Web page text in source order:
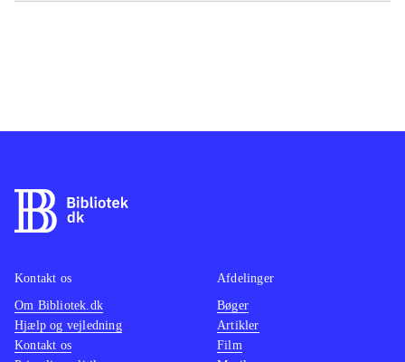
Kontakt os
Om Bibliotek.dk
Hjælp og vejledning
Kontakt os
Afdelinger
Bøger
Artikler
Film